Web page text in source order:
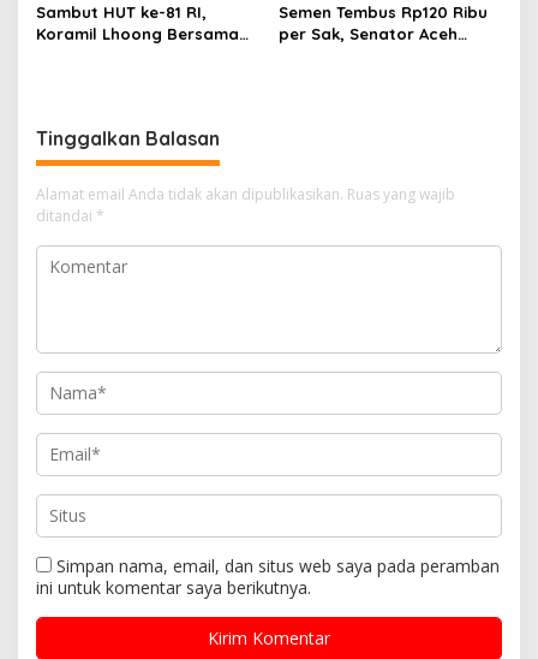
Sambut HUT ke-81 RI,
Koramil Lhoong Bersama
Semen Tembus Rp120 Ribu
per Sak, Senator Aceh
Tinggalkan Balasan
Alamat email Anda tidak akan dipublikasikan. Ruas yang wajib
ditandai *
Simpan nama, email, dan situs web saya pada peramban
ini untuk komentar saya berikutnya.